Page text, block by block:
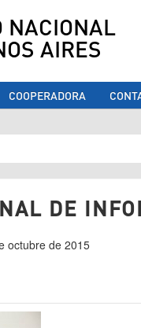
NACIONAL
AIRES
COOPERADORA
aquí
DE
octubre de 2015